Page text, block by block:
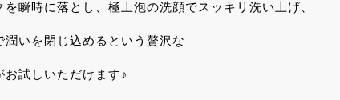
瞬時に落とし、極上泡の洗顔でスッキリ洗い上げ、
いを閉じ込めるという贅沢な
お試しいただけます♪